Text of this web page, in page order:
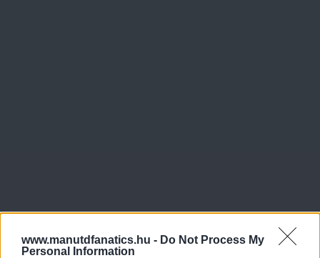
www.manutdfanatics.hu - Do Not Process My
Personal Information